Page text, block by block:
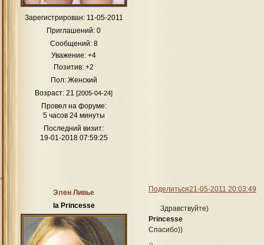
Зарегистрирован: 11-05-2011
Приглашений: 0
Сообщений:8
Уважение: +4
Позитив: +2
Пол:Женский
Возраст: 21 [2005-04-24]
Провел на форуме:
5 часов 24 минуты
Последний визит:
19-01-2018 07:59:25
Поделиться21-05-2011 20:03:49
Элен Ливье
la Princesse
Здравствуйте)
Princesse
Спасибо))